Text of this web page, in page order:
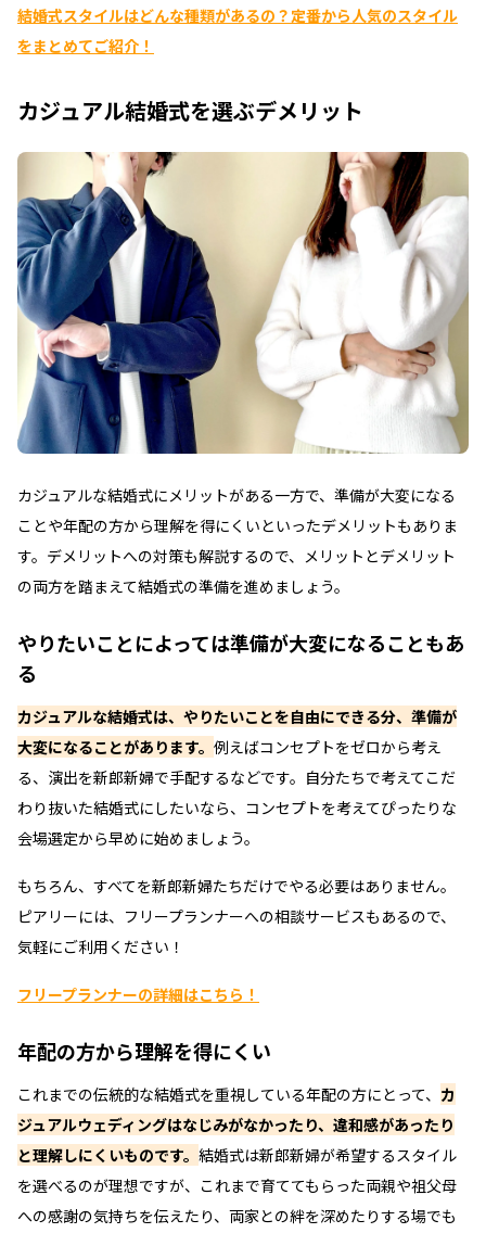
結婚式スタイルはどんな種類があるの？定番から人気のスタイル
をまとめてご紹介！
カジュアル結婚式を選ぶデメリット
カジュアルな結婚式にメリットがある一方で、準備が大変になる
ことや年配の方から理解を得にくいといったデメリットもありま
す。デメリットへの対策も解説するので、メリットとデメリット
の両方を踏まえて結婚式の準備を進めましょう。
やりたいことによっては準備が大変になることもあ
る
カジュアルな結婚式は、やりたいことを自由にできる分、準備が
大変になることがあります。 例えばコンセプトをゼロから考え
る、演出を新郎新婦で手配するなどです。自分たちで考えてこだ
わり抜いた結婚式にしたいなら、コンセプトを考えてぴったりな
会場選定から早めに始めましょう。
もちろん、すべてを新郎新婦たちだけでやる必要はありません。
ピアリーには、フリープランナーへの相談サービスもあるので、
気軽にご利用ください！
フリープランナーの詳細はこちら！
年配の方から理解を得にくい
これまでの伝統的な結婚式を重視している年配の方にとって、 カ
ジュアルウェディングはなじみがなかったり、違和感があったり
と理解しにくいものです。 結婚式は新郎新婦が希望するスタイル
を選べるのが理想ですが、これまで育ててもらった両親や祖父母
への感謝の気持ちを伝えたり、両家との絆を深めたりする場でも